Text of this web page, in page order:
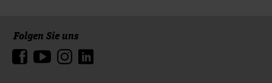
Folgen Sie uns